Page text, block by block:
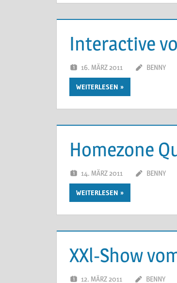
Interactive
16. MÄRZ 2011 BENNY
WEITERLESEN
Homezone
14. MÄRZ 2011 BENNY
WEITERLESEN
XXl-Show
12. MÄRZ 2011 BENNY